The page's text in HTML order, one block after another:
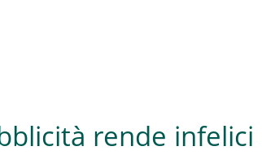
rende infelici